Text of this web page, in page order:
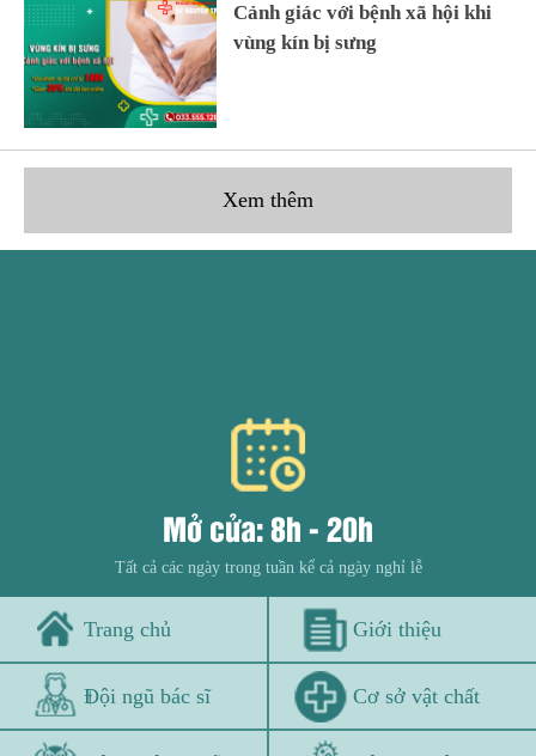
Cảnh giác với bệnh xã hội khi
vùng kín bị sưng
Xem thêm
Mở cửa: 8h - 20h
Tất cả các ngày trong tuần kể cả ngày nghỉ lễ
Trang chủ Giới thiệu
Đội ngũ bác sĩ Cơ sở vật chất